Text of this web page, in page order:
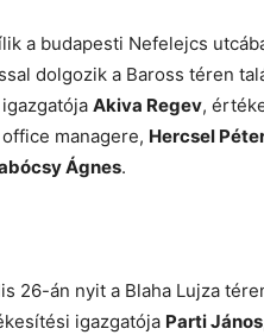
a budapesti Nefelejcs
dolgozik a Baross téren
Akiva Regev,
managere, Hercsel
Ágnes.
26-án nyit a Blaha Lujza
igazgatója Parti János